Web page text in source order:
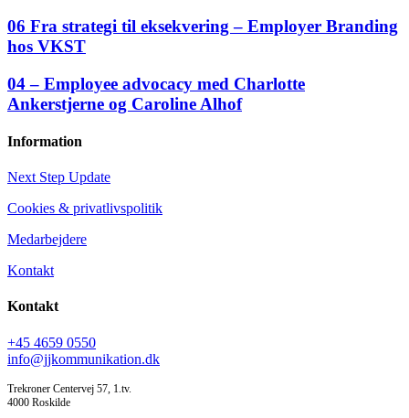
06 Fra strategi til eksekvering – Employer Branding
hos VKST
04 – Employee advocacy med Charlotte
Ankerstjerne og Caroline Alhof
Information
Next Step Update
Cookies & privatlivspolitik
Medarbejdere
Kontakt
Kontakt
+45 4659 0550
info@jjkommunikation.dk
Trekroner Centervej 57, 1.tv.
4000 Roskilde